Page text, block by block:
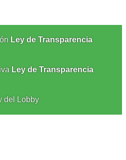
Ley de Transparencia
Ley de Transparencia
del Lobby